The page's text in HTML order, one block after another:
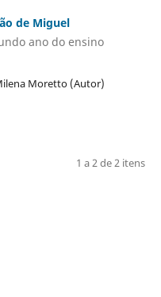
de Miguel
ano do ensino
Moretto (Autor)
1 a 2 de 2 itens